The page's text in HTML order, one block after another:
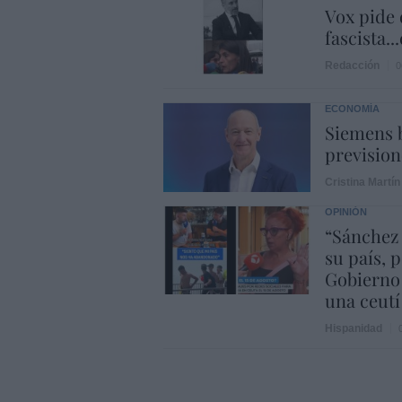
Vox pide
ECONOMÍA
Siemens
OPINIÓN
su país,
una ceutí